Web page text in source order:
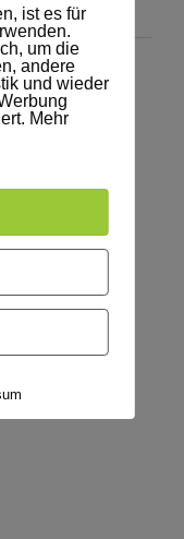
ist es für
um die
andere
und wieder
Mehr